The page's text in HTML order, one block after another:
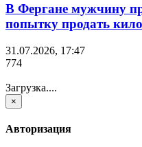
В Фергане мужчину
попытку продать
31.07.2026, 17:47
774
Загрузка....
×
Авторизация